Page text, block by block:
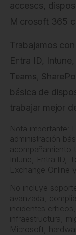
accesos,
Microsoft 365
Trabajamos
Entra ID,
Teams,
básica de
trabajar mejor
Nota importante:
administración
acompañamiento
Intune, Entra ID,
Exchange Online
No incluye
avanzada,
incidentes
infraestructura,
Microsoft,